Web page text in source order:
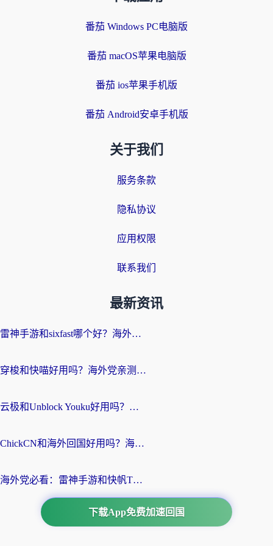
番茄 Windows PC电脑版
番茄 macOS苹果电脑版
番茄 ios苹果手机版
番茄 Android安卓手机版
关于我们
服务条款
隐私协议
应用权限
联系我们
最新资讯
雷神手游和sixfast哪个好？海外党亲测3款回国加速器，教你选对不踩坑
穿梭和快喵好用吗？海外党亲测：小众加速器对比+番茄加速器深度体验
云极和Unblock Youku好用吗？海外党亲测+2026回国加速器避坑指南
ChickCN和海外回国好用吗？海外党2026亲测：从手游到影音，选对加速器的3个关键
海外党必看：雷神手游和快帆TV版好用吗？3步选对回国加速器不踩坑
下载App免费加速回国